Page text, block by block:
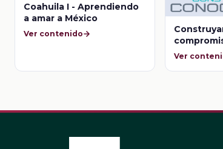
Coahuila I - Aprendiendo
a amar a México
Ver contenido
ciencia -
Ver